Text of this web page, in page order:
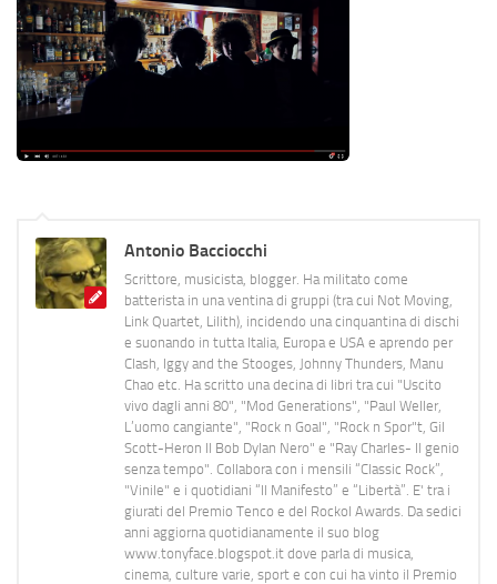
Antonio Bacciocchi
Scrittore, musicista, blogger. Ha militato come
batterista in una ventina di gruppi (tra cui Not Moving,
Link Quartet, Lilith), incidendo una cinquantina di dischi
e suonando in tutta Italia, Europa e USA e aprendo per
Clash, Iggy and the Stooges, Johnny Thunders, Manu
Chao etc. Ha scritto una decina di libri tra cui "Uscito
vivo dagli anni 80", "Mod Generations", "Paul Weller,
L’uomo cangiante", "Rock n Goal", "Rock n Spor"t, Gil
Scott-Heron Il Bob Dylan Nero" e "Ray Charles- Il genio
senza tempo". Collabora con i mensili “Classic Rock”,
"Vinile" e i quotidiani “Il Manifesto” e “Libertà”. E' tra i
giurati del Premio Tenco e del Rockol Awards. Da sedici
anni aggiorna quotidianamente il suo blog
www.tonyface.blogspot.it dove parla di musica,
cinema, culture varie, sport e con cui ha vinto il Premio